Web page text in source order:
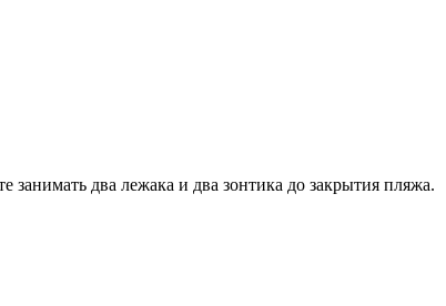
два лежака и два зонтика до закрытия пляжа.